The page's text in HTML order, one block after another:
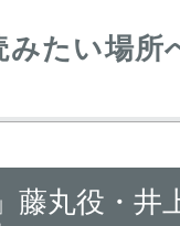
みたい場所
藤丸役・井